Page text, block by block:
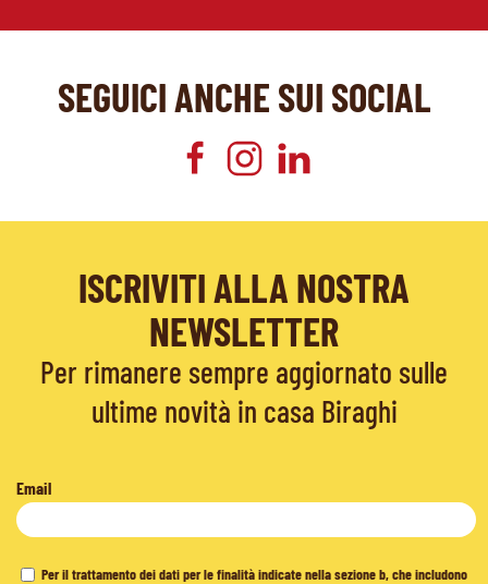
SEGUICI ANCHE SUI SOCIAL
ISCRIVITI ALLA NOSTRA
NEWSLETTER
Per rimanere sempre aggiornato sulle
ultime novità in casa Biraghi
Email
Per il trattamento dei dati per le finalità indicate nella sezione b, che includono